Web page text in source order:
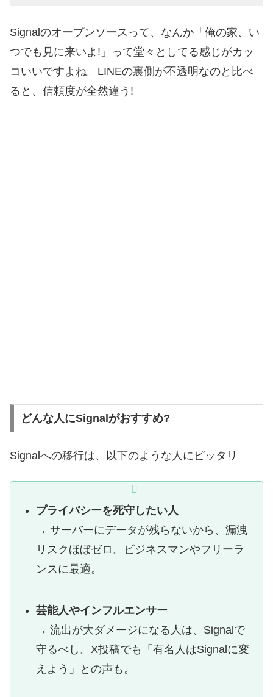
Signalのオープンソースって、なんか「俺の家、い
つでも見に来いよ!」って堂々としてる感じがカッ
コいいですよね。LINEの裏側が不透明なのと比べ
ると、信頼度が全然違う!
どんな人にSignalがおすすめ?
Signalへの移行は、以下のような人にピッタリ
プライバシーを死守したい人
→ サーバーにデータが残らないから、漏洩
リスクほぼゼロ。ビジネスマンやフリーラ
ンスに最適。
芸能人やインフルエンサー
→ 流出が大ダメージになる人は、Signalで
守るべし。X投稿でも「有名人はSignalに変
えよう」との声も。